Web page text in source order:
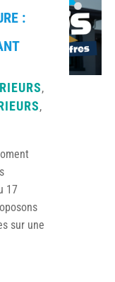
:
,
,
17
sur une